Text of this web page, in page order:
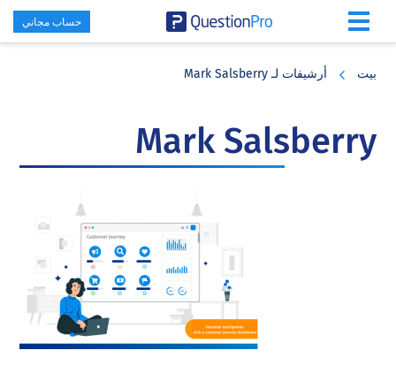
حساب مجاني
بيت أرشيفات لـ Mark Salsberry
Mark Salsberry